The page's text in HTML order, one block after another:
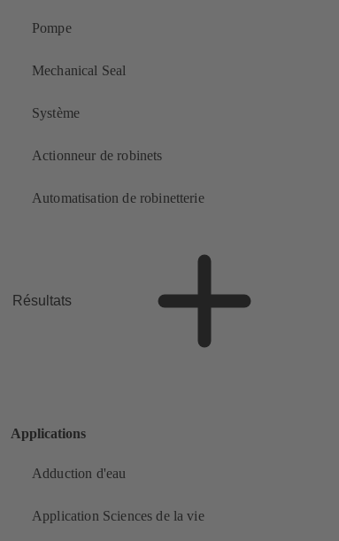
Pompe
Mechanical Seal
Système
Actionneur de robinets
Automatisation de robinetterie
Résultats
Applications
Adduction d'eau
Application Sciences de la vie